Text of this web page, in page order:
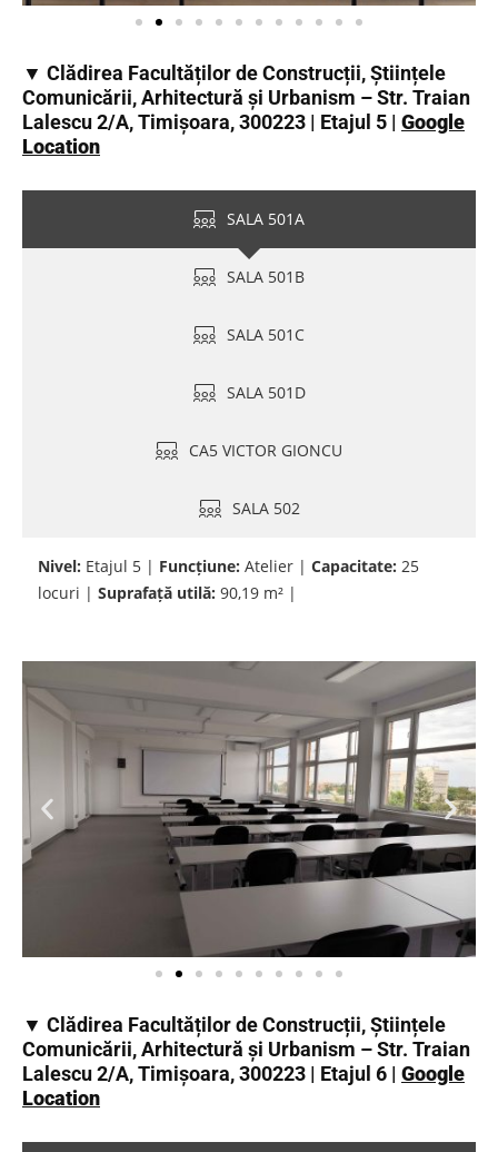
▼ Clădirea Facultăților de Construcții, Științele
Comunicării, Arhitectură și Urbanism – Str. Traian
Lalescu 2/A, Timișoara, 300223 | Etajul 5 | Google
Location
SALA 501A
SALA 501B
SALA 501C
SALA 501D
CA5 VICTOR GIONCU
SALA 502
Nivel: Etajul 5 | Funcțiune: Atelier | Capacitate: 25
locuri | Suprafață utilă: 90,19 m² |
▼ Clădirea Facultăților de Construcții, Științele
Comunicării, Arhitectură și Urbanism – Str. Traian
Lalescu 2/A, Timișoara, 300223 | Etajul 6 | Google
Location